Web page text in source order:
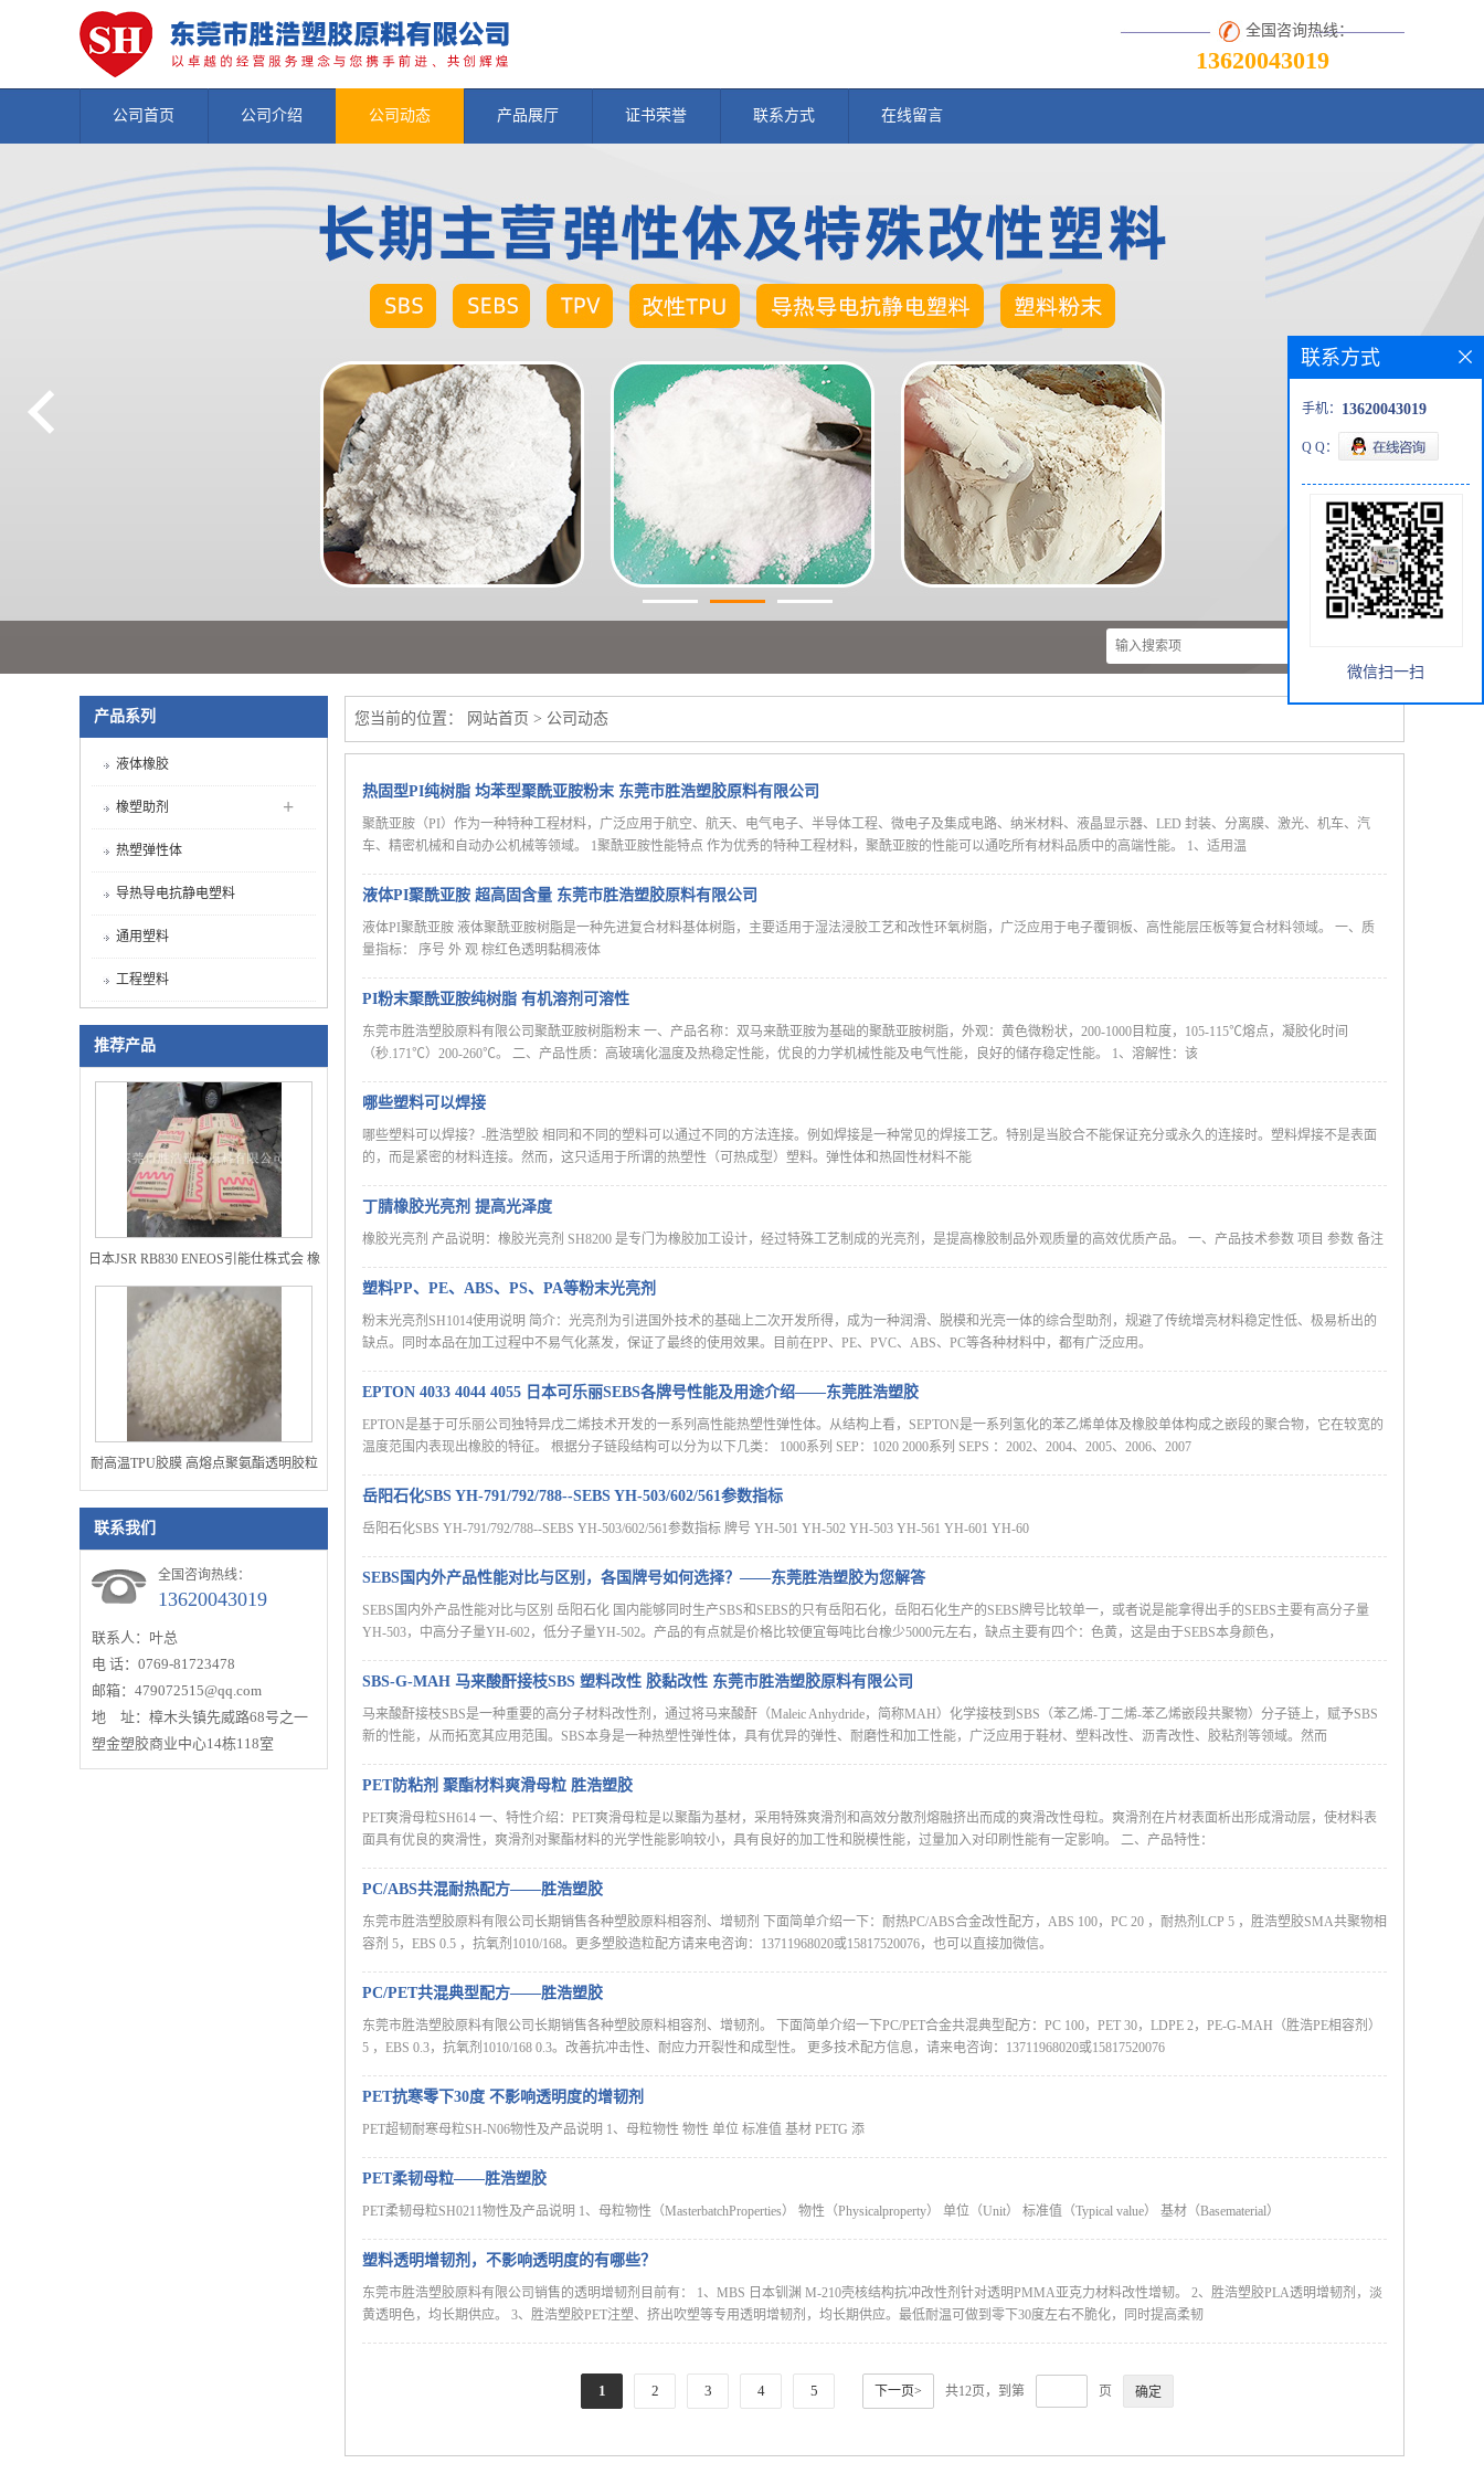
全国咨询热线：
13620043019
公司首页 公司介绍 公司动态 产品展厅 证书荣誉 联系方式 在线留言
产品系列
液体橡胶
橡塑助剂 +
热塑弹性体
导热导电抗静电塑料
通用塑料
工程塑料
推荐产品
日本JSR RB830 ENEOS引能仕株式会 橡
胶鞋材改性专用 雾面鞋底橡胶
耐高温TPU胶膜 高熔点聚氨酯透明胶粒
硬度86A
联系我们
全国咨询热线：
13620043019
联系人：叶总
电 话：0769-81723478
邮箱：479072515@qq.com
地 址：樟木头镇先威路68号之一
塑金塑胶商业中心14栋118室
您当前的位置： 网站首页 > 公司动态
热固型PI纯树脂 均苯型聚酰亚胺粉末 东莞市胜浩塑胶原料有限公司
聚酰亚胺（PI）作为一种特种工程材料，广泛应用于航空、航天、电气电子、半导体工程、微电子及集成电路、纳米材料、液晶显示器、LED 封装、分离膜、激光、机车、汽
车、精密机械和自动办公机械等领域。 1聚酰亚胺性能特点 作为优秀的特种工程材料，聚酰亚胺的性能可以通吃所有材料品质中的高端性能。 1、适用温
液体PI聚酰亚胺 超高固含量 东莞市胜浩塑胶原料有限公司
液体PI聚酰亚胺 液体聚酰亚胺树脂是一种先进复合材料基体树脂，主要适用于湿法浸胶工艺和改性环氧树脂，广泛应用于电子覆铜板、高性能层压板等复合材料领域。 一、质
量指标： 序号 外 观 棕红色透明黏稠液体
PI粉末聚酰亚胺纯树脂 有机溶剂可溶性
东莞市胜浩塑胶原料有限公司聚酰亚胺树脂粉末 一、产品名称：双马来酰亚胺为基础的聚酰亚胺树脂，外观：黄色微粉状，200-1000目粒度，105-115℃熔点，凝胶化时间
（秒.171℃）200-260℃。 二、产品性质：高玻璃化温度及热稳定性能，优良的力学机械性能及电气性能，良好的储存稳定性能。 1、溶解性：该
哪些塑料可以焊接
哪些塑料可以焊接？-胜浩塑胶 相同和不同的塑料可以通过不同的方法连接。例如焊接是一种常见的焊接工艺。特别是当胶合不能保证充分或永久的连接时。塑料焊接不是表面
的，而是紧密的材料连接。然而，这只适用于所谓的热塑性（可热成型）塑料。弹性体和热固性材料不能
丁腈橡胶光亮剂 提高光泽度
橡胶光亮剂 产品说明：橡胶光亮剂 SH8200 是专门为橡胶加工设计，经过特殊工艺制成的光亮剂，是提高橡胶制品外观质量的高效优质产品。 一、产品技术参数 项目 参数 备注
塑料PP、PE、ABS、PS、PA等粉末光亮剂
粉末光亮剂SH1014使用说明 简介：光亮剂为引进国外技术的基础上二次开发所得，成为一种润滑、脱模和光亮一体的综合型助剂，规避了传统增亮材料稳定性低、极易析出的
缺点。同时本品在加工过程中不易气化蒸发，保证了最终的使用效果。目前在PP、PE、PVC、ABS、PC等各种材料中，都有广泛应用。
EPTON 4033 4044 4055 日本可乐丽SEBS各牌号性能及用途介绍——东莞胜浩塑胶
EPTON是基于可乐丽公司独特异戊二烯技术开发的一系列高性能热塑性弹性体。从结构上看，SEPTON是一系列氢化的苯乙烯单体及橡胶单体构成之嵌段的聚合物，它在较宽的
温度范围内表现出橡胶的特征。 根据分子链段结构可以分为以下几类： 1000系列 SEP：1020 2000系列 SEPS ：2002、2004、2005、2006、2007
岳阳石化SBS YH-791/792/788--SEBS YH-503/602/561参数指标
岳阳石化SBS YH-791/792/788--SEBS YH-503/602/561参数指标 牌号 YH-501 YH-502 YH-503 YH-561 YH-601 YH-60
SEBS国内外产品性能对比与区别，各国牌号如何选择？——东莞胜浩塑胶为您解答
SEBS国内外产品性能对比与区别 岳阳石化 国内能够同时生产SBS和SEBS的只有岳阳石化，岳阳石化生产的SEBS牌号比较单一，或者说是能拿得出手的SEBS主要有高分子量
YH-503，中高分子量YH-602，低分子量YH-502。产品的有点就是价格比较便宜每吨比台橡少5000元左右，缺点主要有四个：色黄，这是由于SEBS本身颜色，
SBS-G-MAH 马来酸酐接枝SBS 塑料改性 胶黏改性 东莞市胜浩塑胶原料有限公司
马来酸酐接枝SBS是一种重要的高分子材料改性剂，通过将马来酸酐（Maleic Anhydride，简称MAH）化学接枝到SBS（苯乙烯-丁二烯-苯乙烯嵌段共聚物）分子链上，赋予SBS
新的性能，从而拓宽其应用范围。SBS本身是一种热塑性弹性体，具有优异的弹性、耐磨性和加工性能，广泛应用于鞋材、塑料改性、沥青改性、胶粘剂等领域。然而
PET防粘剂 聚酯材料爽滑母粒 胜浩塑胶
PET爽滑母粒SH614 一、特性介绍：PET爽滑母粒是以聚酯为基材，采用特殊爽滑剂和高效分散剂熔融挤出而成的爽滑改性母粒。爽滑剂在片材表面析出形成滑动层，使材料表
面具有优良的爽滑性，爽滑剂对聚酯材料的光学性能影响较小，具有良好的加工性和脱模性能，过量加入对印刷性能有一定影响。 二、产品特性：
PC/ABS共混耐热配方——胜浩塑胶
东莞市胜浩塑胶原料有限公司长期销售各种塑胶原料相容剂、增韧剂 下面简单介绍一下：耐热PC/ABS合金改性配方，ABS 100，PC 20 ，耐热剂LCP 5 ，胜浩塑胶SMA共聚物相
容剂 5，EBS 0.5 ，抗氧剂1010/168。更多塑胶造粒配方请来电咨询：13711968020或15817520076，也可以直接加微信。
PC/PET共混典型配方——胜浩塑胶
东莞市胜浩塑胶原料有限公司长期销售各种塑胶原料相容剂、增韧剂。 下面简单介绍一下PC/PET合金共混典型配方：PC 100，PET 30，LDPE 2，PE-G-MAH（胜浩PE相容剂）
5 ，EBS 0.3，抗氧剂1010/168 0.3。改善抗冲击性、耐应力开裂性和成型性。 更多技术配方信息，请来电咨询：13711968020或15817520076
PET抗寒零下30度 不影响透明度的增韧剂
PET超韧耐寒母粒SH-N06物性及产品说明 1、母粒物性 物性 单位 标准值 基材 PETG 添
PET柔韧母粒——胜浩塑胶
PET柔韧母粒SH0211物性及产品说明 1、母粒物性（MasterbatchProperties） 物性（Physicalproperty） 单位（Unit） 标准值（Typical value） 基材（Basematerial）
塑料透明增韧剂，不影响透明度的有哪些？
东莞市胜浩塑胶原料有限公司销售的透明增韧剂目前有： 1、MBS 日本钏渊 M-210壳核结构抗冲改性剂针对透明PMMA亚克力材料改性增韧。 2、胜浩塑胶PLA透明增韧剂，淡
黄透明色，均长期供应。 3、胜浩塑胶PET注塑、挤出吹塑等专用透明增韧剂，均长期供应。最低耐温可做到零下30度左右不脆化，同时提高柔韧
1 2 3 4 5 下一页> 共12页，到第 页
联系方式
手机： 13620043019
Q Q：
微信扫一扫